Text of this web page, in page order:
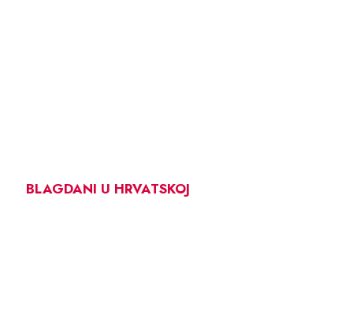
BLAGDANI U HRVATSKOJ